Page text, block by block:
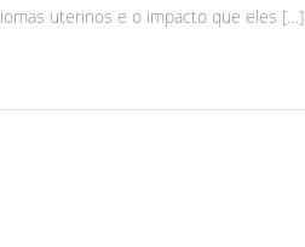
uterinos e o impacto que eles […]